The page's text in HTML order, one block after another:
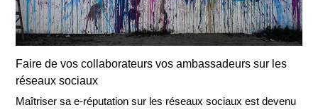
Faire de vos collaborateurs vos ambassadeurs sur les
réseaux sociaux
Maîtriser sa e-réputation sur les réseaux sociaux est devenu